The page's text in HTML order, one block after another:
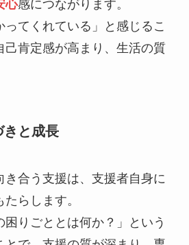
心感につながります。
ってくれている」と感じるこ
己肯定感が高まり、生活の質
きと成長
き合う支援は、支援者自身に
らします。
困りごととは何か？」という